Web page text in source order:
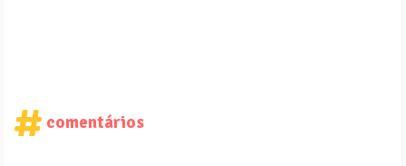
comentários